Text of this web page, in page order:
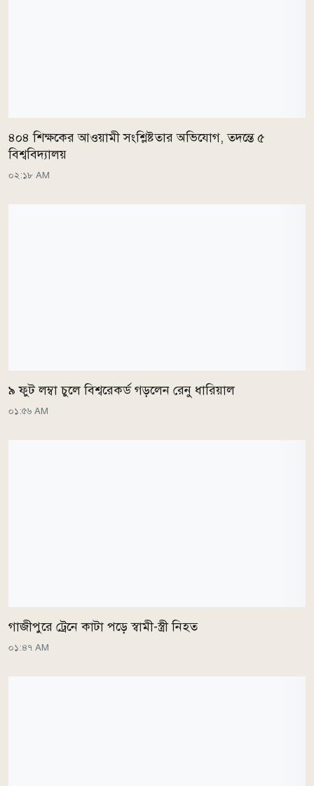
৪০৪ শিক্ষকের আওয়ামী সংশ্লিষ্টতার অভিযোগ, তদন্তে ৫
বিশ্ববিদ্যালয়
০২:১৮ AM
৯ ফুট লম্বা চুলে বিশ্বরেকর্ড গড়লেন রেনু ধারিয়াল
০১:৫৬ AM
গাজীপুরে ট্রেনে কাটা পড়ে স্বামী-স্ত্রী নিহত
০১:৪৭ AM